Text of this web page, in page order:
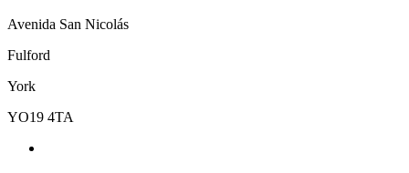
Avenida San Nicolás
Fulford
York
YO19 4TA